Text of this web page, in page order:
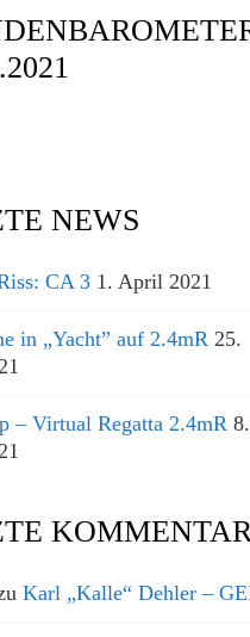
NEWS
CA 3 1. April 2021
in „Yacht” auf 2.4mR 25.
– Virtual Regatta 2.4mR 8.
Karl „Kalle“ Dehler –